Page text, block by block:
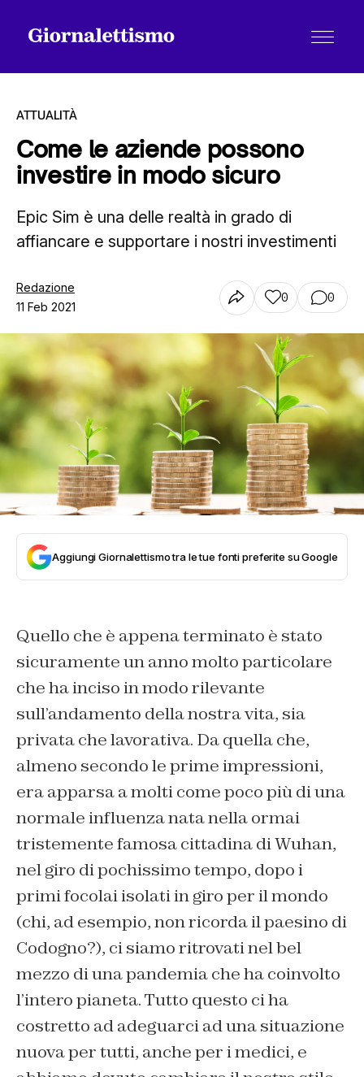
Tutti gli articoli
Chi siamo
Contatti
ATTUALITÀ
Come le aziende possono
investire in modo sicuro
Epic Sim è una delle realtà in grado di
affiancare e supportare i nostri investimenti
Redazione
11 Feb 2021
0 0
Aggiungi Giornalettismo tra le tue fonti preferite su Google
Quello che è appena terminato è stato
sicuramente un anno molto particolare
che ha inciso in modo rilevante
sull’andamento della nostra vita, sia
privata che lavorativa. Da quella che,
almeno secondo le prime impressioni,
era apparsa a molti come poco più di una
normale influenza nata nella ormai
tristemente famosa cittadina di Wuhan,
nel giro di pochissimo tempo, dopo i
primi focolai isolati in giro per il mondo
(chi, ad esempio, non ricorda il paesino di
Codogno?), ci siamo ritrovati nel bel
mezzo di una pandemia che ha coinvolto
l’intero pianeta. Tutto questo ci ha
costretto ad adeguarci ad una situazione
nuova per tutti, anche per i medici, e